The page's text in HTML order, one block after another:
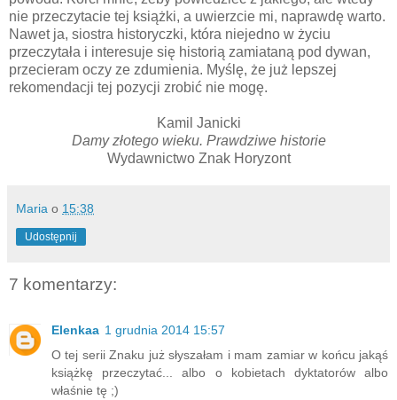
nie przeczytacie tej książki, a uwierzcie mi, naprawdę warto.
Nawet ja, siostra historyczki, która niejedno w życiu
przeczytała i interesuje się historią zamiataną pod dywan,
przecieram oczy ze zdumienia. Myślę, że już lepszej
rekomendacji tej pozycji zrobić nie mogę.
Kamil Janicki
Damy złotego wieku. Prawdziwe historie
Wydawnictwo Znak Horyzont
Maria o 15:38
Udostępnij
7 komentarzy:
Elenkaa 1 grudnia 2014 15:57
O tej serii Znaku już słyszałam i mam zamiar w końcu jakąś
książkę przeczytać... albo o kobietach dyktatorów albo
właśnie tę ;)